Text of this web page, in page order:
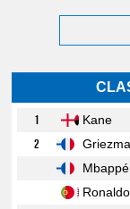
1 Kane
2
Mbappé
Ronaldo